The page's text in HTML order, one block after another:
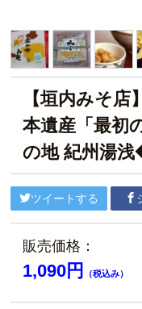
【垣内みそ
本遺産「最初
の地 紀州湯
ツイートする
販売価格：
1,090円 （税込み）